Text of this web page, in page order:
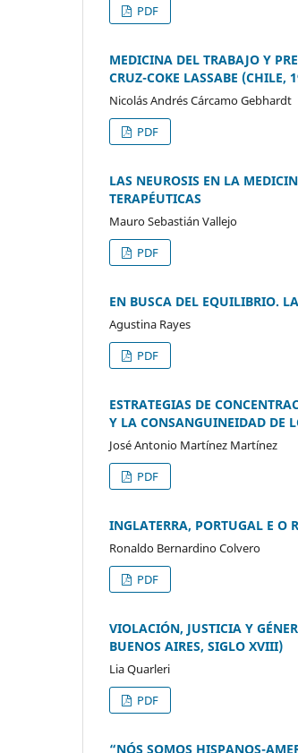
PDF
MEDICINA DEL TRABAJO Y
CRUZ-COKE LASSABE (CHILE,
Nicolás Andrés Cárcamo Gebhardt
PDF
LAS NEUROSIS EN LA
TERAPÉUTICAS
Mauro Sebastián Vallejo
PDF
EN BUSCA DEL EQUILIBRIO.
Agustina Rayes
PDF
ESTRATEGIAS DE
Y LA CONSANGUINEIDAD DE
José Antonio Martínez Martínez
PDF
INGLATERRA, PORTUGAL E O
Ronaldo Bernardino Colvero
PDF
VIOLACIÓN, JUSTICIA Y
BUENOS AIRES, SIGLO XVIII)
Lia Quarleri
PDF
“NÓS SOMOS HISPANOS-